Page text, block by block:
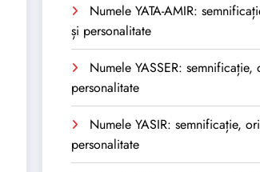
Numele YATA-AMIR:
și personalitate
Numele YASSER: semnificație,
personalitate
Numele YASIR: semnificație,
personalitate